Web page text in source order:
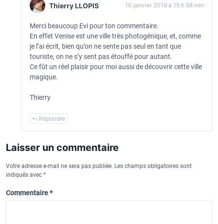
Thierry LLOPIS 10 janvier 2019 à 15 h 58 min
Merci beaucoup Evi pour ton commentaire.
En effet Venise est une ville très photogénique, et, comme
je l’ai écrit, bien qu’on ne sente pas seul en tant que
touriste, on ne s’y sent pas étouffé pour autant.
Ce fût un réel plaisir pour moi aussi de découvrir cette ville
magique.
Thierry
Répondre
Laisser un commentaire
Votre adresse e-mail ne sera pas publiée. Les champs obligatoires sont
indiqués avec *
Commentaire*